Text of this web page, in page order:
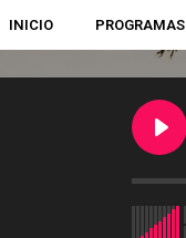
INICIO PROGRAMAS